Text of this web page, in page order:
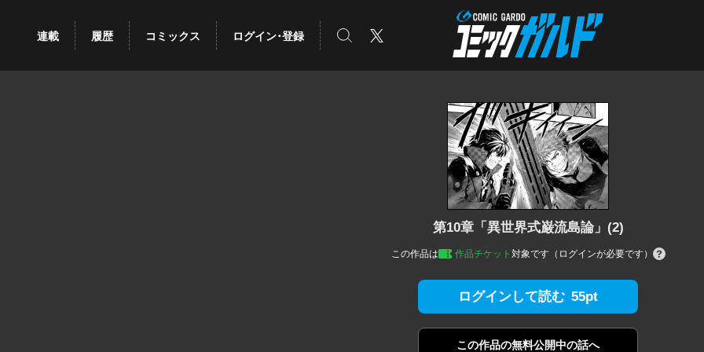
コミックガルド
連載 履歴 コミックス ログイン･登録 検索 X
第10章「異世界式巌流島論」(2)
この作品は 作品チケット 対象です（ログインが必要です）
ログインして読む 55pt
この作品の無料公開中の話へ